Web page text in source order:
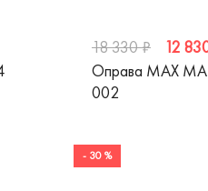
18 330 ₽
12
Оправа MAX
002
- 30 %